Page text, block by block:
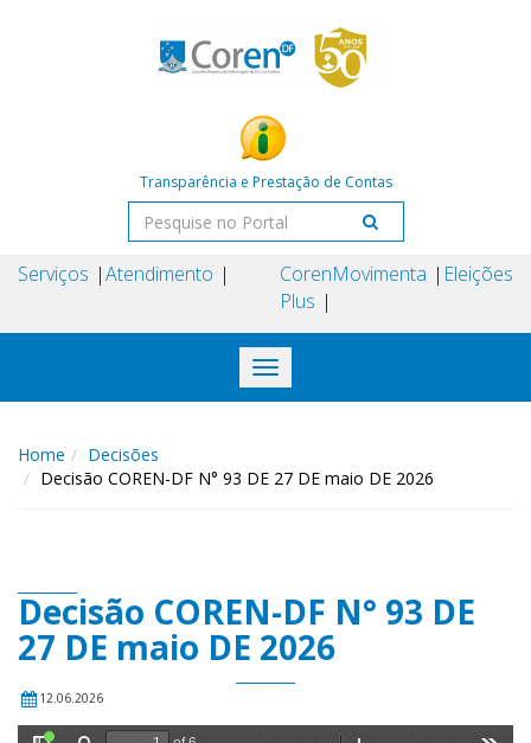
Transparência e Prestação de Contas
Serviços Atendimento
Coren
Plus
Movimenta Eleições
Toggle
navigation
Home
Decisões
Decisão COREN-DF N° 93 DE 27 DE maio DE 2026
Decisão COREN-DF N° 93 DE
27 DE maio DE 2026
12.06.2026